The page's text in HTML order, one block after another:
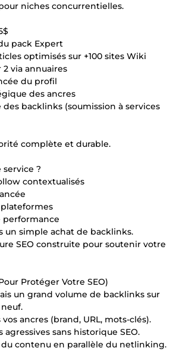
niches concurrentielles.
pack Expert
optimisés sur +100 sites Wiki
2 via annuaires
du profil
des ancres
backlinks (soumission à services
complète et durable.
?
contextualisés
un simple achat de backlinks.
SEO construite pour soutenir votre
Protéger Votre SEO)
un grand volume de backlinks sur
ancres (brand, URL, mots-clés).
agressives sans historique SEO.
du contenu en parallèle du netlinking.